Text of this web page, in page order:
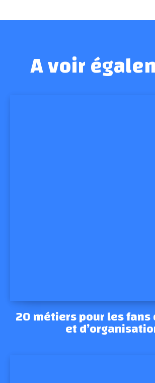
A voir
20 métiers pour les fans
et